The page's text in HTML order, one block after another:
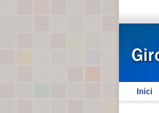
Inici